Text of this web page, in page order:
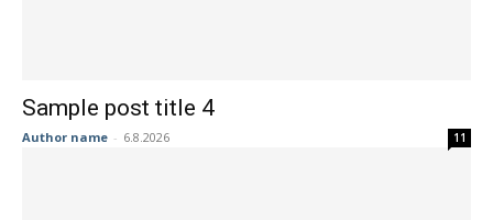
Sample post title 4
Author name - 6.8.2026 11